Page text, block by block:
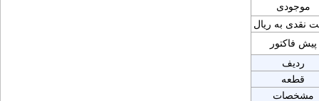
موجودی
نقدی به ریال
پیش فاکتور
ردیف
قطعه
مشخصات